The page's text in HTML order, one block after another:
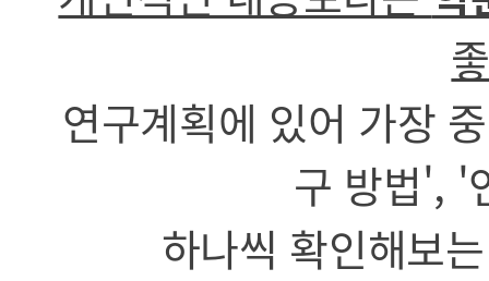
연구계획에 있어 가장
구 방법', '
하나씩 확인해보